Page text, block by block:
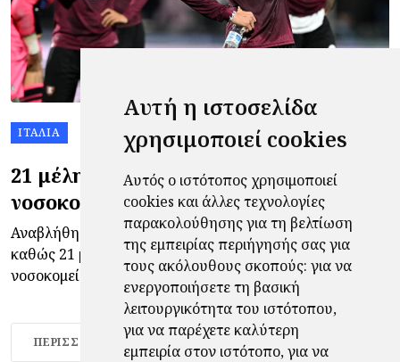
Αυτή η ιστοσελίδα
χρησιμοποιεί cookies
Αυτός ο ιστότοπος χρησιμοποιεί
cookies και άλλες τεχνολογίες
παρακολούθησης για τη βελτίωση
της εμπειρίας περιήγησής σας για
τους ακόλουθους σκοπούς: για να
ενεργοποιήσετε τη βασική
λειτουργικότητα του ιστότοπου,
για να παρέχετε καλύτερη
εμπειρία στον ιστότοπο,για να
ΙΤΑΛΊΑ
21 μέλη της Σαλερνιτάνα πήγαν στο
νοσοκομείο με τροφική δηλητηρίαση
Αναβλήθηκε ο δεύτερος τελικός παραμονής της Serie B,
καθώς 21 μέλη της Σαλερνιτάνα βρέθηκαν στο
νοσοκομείο.
ΠΕΡΙΣΣΌΤΕΡΑ